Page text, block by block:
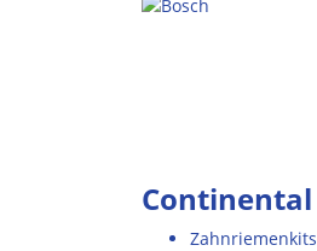
Continental
Zahnriemenkits